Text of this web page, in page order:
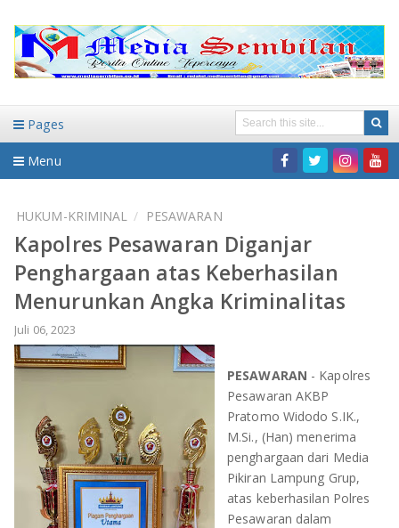
Pages
Menu
DAERAH
NASIONAL
DAERAH
BANDAR LAMPUNG
METRO
LAMPUNG TENGAH
LAMPUNG UTARA
HUKUM-KRIMINAL
PENDIDIKAN
WISATA
OLAHRAGA
ADVETORIAL
HUKUM-KRIMINAL PESAWARAN
Kapolres Pesawaran Diganjar
Penghargaan atas Keberhasilan
Menurunkan Angka Kriminalitas
Juli 06, 2023
PESAWARAN - Kapolres
Pesawaran AKBP
Pratomo Widodo S.IK.,
M.Si., (Han) menerima
penghargaan dari Media
Pikiran Lampung Grup,
atas keberhasilan Polres
Pesawaran dalam